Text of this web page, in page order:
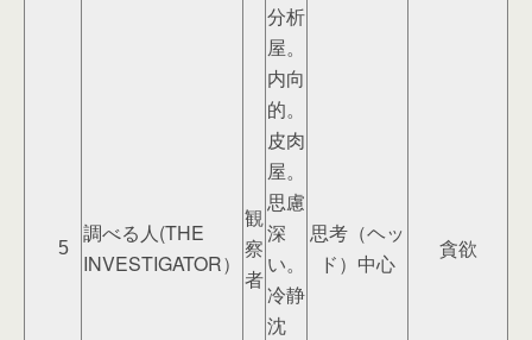
5
調べる人(THE
INVESTIGATOR）
観
察
者
分析
屋。
内向
的。
皮肉
屋。
思慮
深
い。
冷静
沈
思考（ヘッ
ド）中心
貪欲